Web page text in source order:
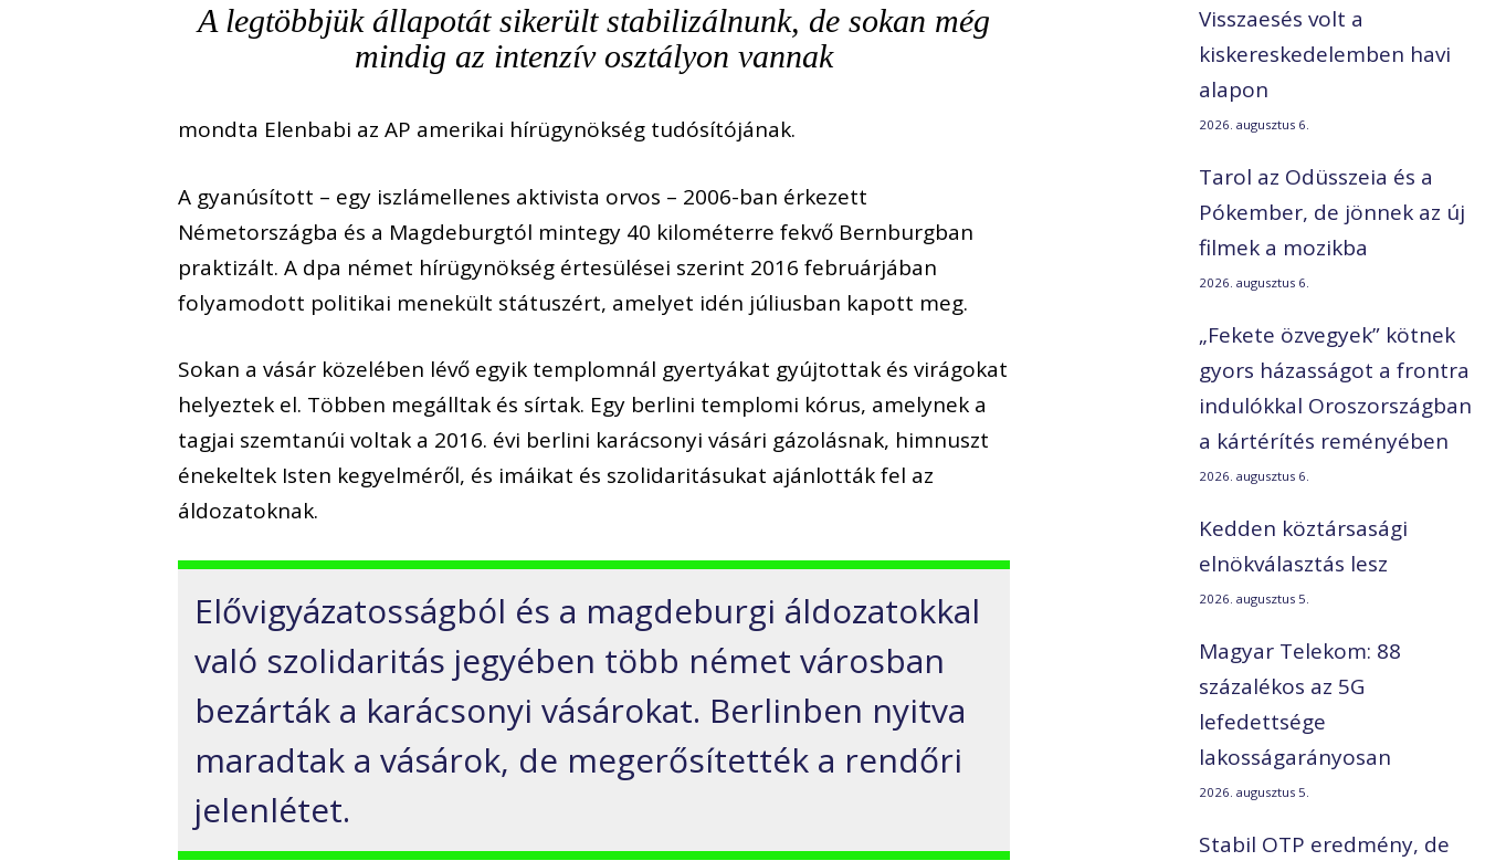
A legtöbbjük állapotát sikerült stabilizálnunk, de sokan még
mindig az intenzív osztályon vannak
mondta Elenbabi az AP amerikai hírügynökség tudósítójának.
A gyanúsított – egy iszlámellenes aktivista orvos – 2006-ban érkezett
Németországba és a Magdeburgtól mintegy 40 kilométerre fekvő Bernburgban
praktizált. A dpa német hírügynökség értesülései szerint 2016 februárjában
folyamodott politikai menekült státuszért, amelyet idén júliusban kapott meg.
Sokan a vásár közelében lévő egyik templomnál gyertyákat gyújtottak és virágokat
helyeztek el. Többen megálltak és sírtak. Egy berlini templomi kórus, amelynek a
tagjai szemtanúi voltak a 2016. évi berlini karácsonyi vásári gázolásnak, himnuszt
énekeltek Isten kegyelméről, és imáikat és szolidaritásukat ajánlották fel az
áldozatoknak.
Elővigyázatosságból és a magdeburgi áldozatokkal
való szolidaritás jegyében több német városban
bezárták a karácsonyi vásárokat. Berlinben nyitva
maradtak a vásárok, de megerősítették a rendőri
jelenlétet.
Visszaesés volt a
kiskereskedelemben havi
alapon
2026. augusztus 6.
Tarol az Odüsszeia és a
Pókember, de jönnek az új
filmek a mozikba
2026. augusztus 6.
„Fekete özvegyek” kötnek
gyors házasságot a frontra
indulókkal Oroszországban
a kártérítés reményében
2026. augusztus 6.
Kedden köztársasági
elnökválasztás lesz
2026. augusztus 5.
Magyar Telekom: 88
százalékos az 5G
lefedettsége
lakosságarányosan
2026. augusztus 5.
Stabil OTP eredmény, de